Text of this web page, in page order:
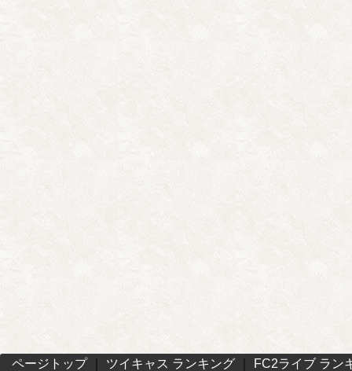
ページトップ｜ ツイキャス ランキング FC2ライブ ラン